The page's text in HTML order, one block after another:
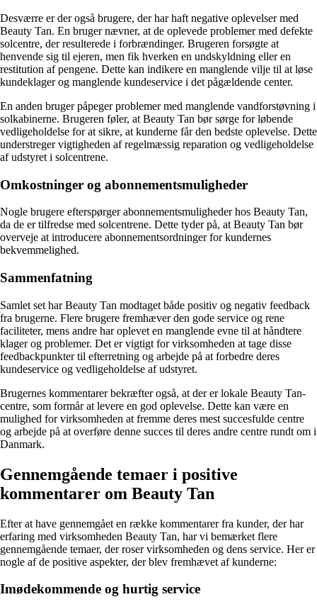
Desværre er der også brugere, der har haft negative oplevelser med
Beauty Tan. En bruger nævner, at de oplevede problemer med defekte
solcentre, der resulterede i forbrændinger. Brugeren forsøgte at
henvende sig til ejeren, men fik hverken en undskyldning eller en
restitution af pengene. Dette kan indikere en manglende vilje til at løse
kundeklager og manglende kundeservice i det pågældende center.
En anden bruger påpeger problemer med manglende vandforstøvning i
solkabinerne. Brugeren føler, at Beauty Tan bør sørge for løbende
vedligeholdelse for at sikre, at kunderne får den bedste oplevelse. Dette
understreger vigtigheden af regelmæssig reparation og vedligeholdelse
af udstyret i solcentrene.
Omkostninger og abonnementsmuligheder
Nogle brugere efterspørger abonnementsmuligheder hos Beauty Tan,
da de er tilfredse med solcentrene. Dette tyder på, at Beauty Tan bør
overveje at introducere abonnementsordninger for kundernes
bekvemmelighed.
Sammenfatning
Samlet set har Beauty Tan modtaget både positiv og negativ feedback
fra brugerne. Flere brugere fremhæver den gode service og rene
faciliteter, mens andre har oplevet en manglende evne til at håndtere
klager og problemer. Det er vigtigt for virksomheden at tage disse
feedbackpunkter til efterretning og arbejde på at forbedre deres
kundeservice og vedligeholdelse af udstyret.
Brugernes kommentarer bekræfter også, at der er lokale Beauty Tan-
centre, som formår at levere en god oplevelse. Dette kan være en
mulighed for virksomheden at fremme deres mest succesfulde centre
og arbejde på at overføre denne succes til deres andre centre rundt om i
Danmark.
Gennemgående temaer i positive
kommentarer om Beauty Tan
Efter at have gennemgået en række kommentarer fra kunder, der har
erfaring med virksomheden Beauty Tan, har vi bemærket flere
gennemgående temaer, der roser virksomheden og dens service. Her er
nogle af de positive aspekter, der blev fremhævet af kunderne:
Imødekommende og hurtig service